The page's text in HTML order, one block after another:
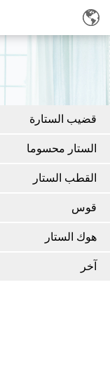
قضيب الستارة
الستار محسوما
القطب الستار
قوس
هوك الستار
آخر